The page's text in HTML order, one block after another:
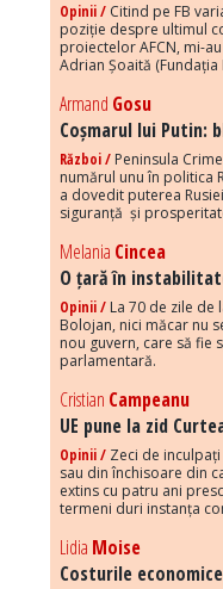
Opinii / Citind pe FB
poziție despre ultimul
proiectelor AFCN, mi-
Adrian Șoaită (Fundația
Armand Gosu
Coșmarul lui Putin:
Război / Peninsula
numărul unu în politica
a dovedit puterea
siguranță și
Melania Cincea
O țară în
Opinii / La 70 de zile de
Bolojan, nici măcar nu
nou guvern, care să fie
parlamentară.
Cristian Campeanu
UE pune la zid
Opinii / Zeci de
sau din închisoare din
extins cu patru ani
termeni duri instanța
Lidia Moise
Costurile